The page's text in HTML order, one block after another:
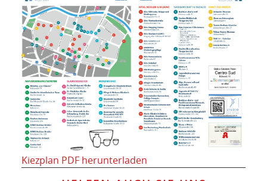
Kiezplan PDF herunterladen